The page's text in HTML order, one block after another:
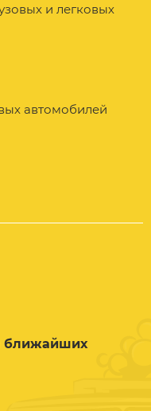
и легковых
автомобилей
ближайших